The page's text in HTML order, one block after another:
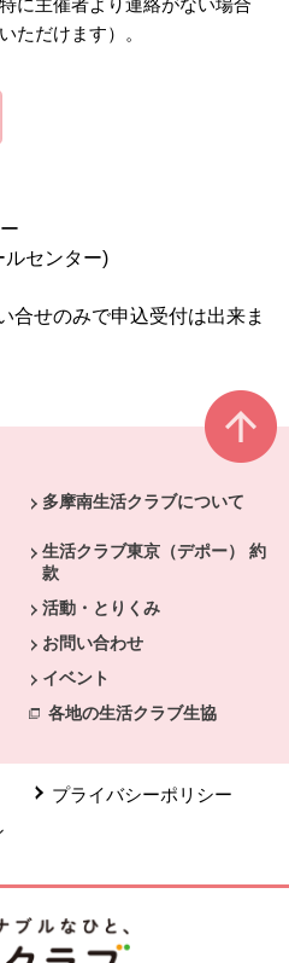
に主催者より連絡がない場合
ただけます）。
ルセンター)
合せのみで申込受付は出来ま
多摩南生活クラブについて
生活クラブ東京（デポー） 約
款
活動・とりくみ
お問い合わせ
イベント
各地の生活クラブ生協
プライバシーポリシー